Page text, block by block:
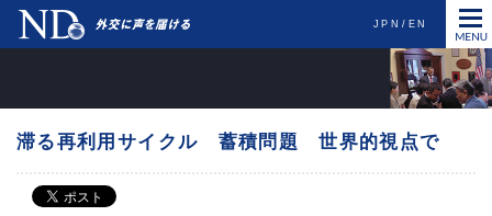
JPN EN
滞る再利用サイクル 蓄積問題 世界的視点で